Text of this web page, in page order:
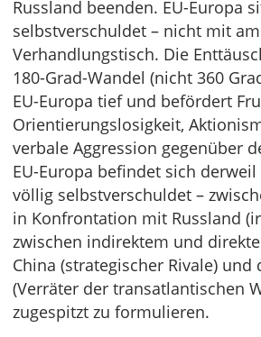
Russland beenden. EU-Europa
selbstverschuldet – nicht mit am
Verhandlungstisch. Die
180-Grad-Wandel (nicht 360
EU-Europa tief und befördert
Orientierungslosigkeit,
verbale Aggression gegenüber
EU-Europa befindet sich
völlig selbstverschuldet –
in Konfrontation mit Russland
zwischen indirektem und
China (strategischer Rivale) und
(Verräter der transatlantischen
zugespitzt zu formulieren.